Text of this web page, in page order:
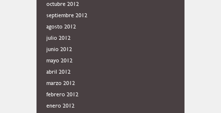
octubre 2012
septiembre 2012
agosto 2012
julio 2012
junio 2012
mayo 2012
abril 2012
marzo 2012
febrero 2012
enero 2012